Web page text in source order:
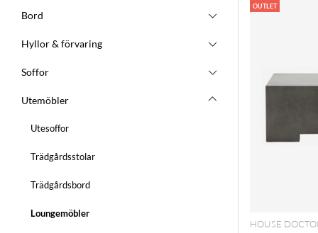
Bord
Hyllor & förvaring
Soffor
Utemöbler
Utesoffor
Trädgårdsstolar
Trädgårdsbord
Loungemöbler
Produkter
OUTLET
HOUSE